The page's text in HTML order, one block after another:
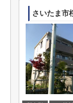
さいたま市